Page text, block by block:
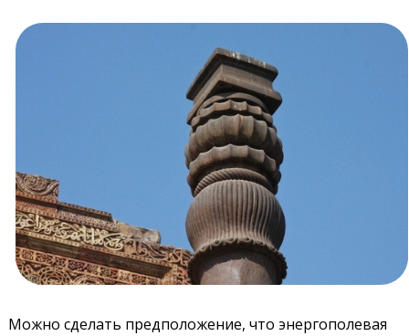
Можно сделать предположение, что энергополевая